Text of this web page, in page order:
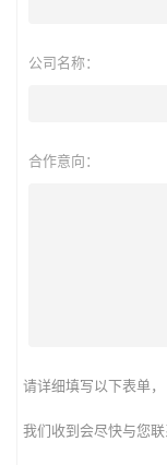
公司名称：
合作意向：
请详细填写以下表单，
我们收到会尽快与您联